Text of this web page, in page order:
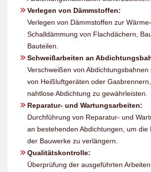
Verlegen von Dämmstoffen:
Verlegen von Dämmstoffen zur
Schalldämmung von Flachdächern,
Bauteilen.
Schweißarbeiten an
Verschweißen von Abdichtungsbahnen
von Heißluftgeräten oder
nahtlose Abdichtung zu gewährleisten.
Reparatur- und Wartungsarbeiten:
Durchführung von Reparatur- und
an bestehenden Abdichtungen, um die
der Bauwerke zu verlängern.
Qualitätskontrolle:
Überprüfung der ausgeführten